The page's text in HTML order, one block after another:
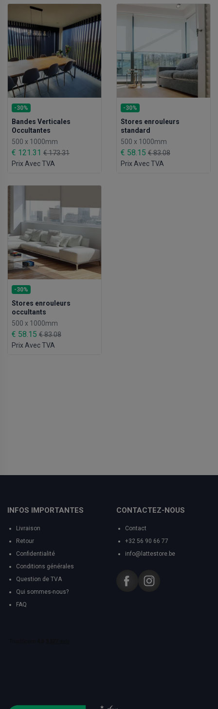
-30%
Bandes Verticales
Occultantes
500 x 1000mm
€ 121.31 € 173.31
Prix Avec TVA
-30%
Stores enrouleurs
standard
500 x 1000mm
€ 58.15 € 83.08
Prix Avec TVA
-30%
Stores enrouleurs
occultants
500 x 1000mm
€ 58.15 € 83.08
Prix Avec TVA
INFOS IMPORTANTES
Livraison
Retour
Confidentialité
Conditions générales
Question de TVA
Qui sommes-nous?
FAQ
CONTACTEZ-NOUS
Contact
+32 56 90 66 77
info@lattestore.be